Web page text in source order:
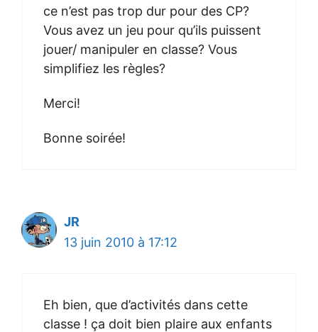
ce n’est pas trop dur pour des CP?
Vous avez un jeu pour qu’ils puissent
jouer/ manipuler en classe? Vous
simplifiez les règles?
Merci!
Bonne soirée!
JR
13 juin 2010 à 17:12
Eh bien, que d’activités dans cette
classe ! ça doit bien plaire aux enfants